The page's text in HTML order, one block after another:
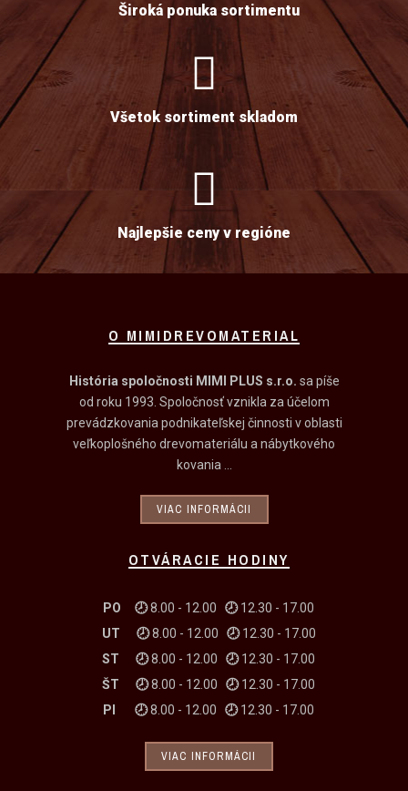
Široká ponuka sortimentu
Všetok sortiment skladom
Najlepšie ceny v regióne
O MIMIDREVOMATERIAL
História spoločnosti MIMI PLUS s.r.o. sa píše
od roku 1993. Spoločnosť vznikla za účelom
prevádzkovania podnikateľskej činnosti v oblasti
veľkoplošného drevomateriálu a nábytkového
kovania ...
VIAC INFORMÁCII
OTVÁRACIE HODINY
PO 🕗8.00 - 12.00 🕗12.30 - 17.00
UT
🕗8.00 - 12.00 🕗12.30 - 17.00
ST 🕗8.00 - 12.00 🕗12.30 - 17.00
ŠT
🕗8.00 - 12.00 🕗12.30 - 17.00
PI
🕗8.00 - 12.00 🕗12.30 - 17.00
VIAC INFORMÁCII